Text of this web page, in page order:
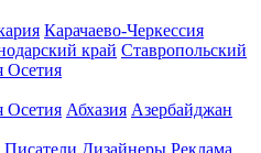
Карачаево-Черкессия
край Ставропольский
Осетия
Абхазия Азербайджан
Писатели Дизайнеры Реклама